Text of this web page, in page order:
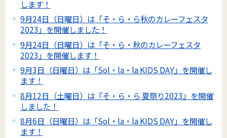
します！
9月24日（日曜日）は「そ・ら・ら秋のカレーフェスタ
2023」を開催しました！
9月24日（日曜日）は「そ・ら・秋のカレーフェスタ
2023」を開催します！
9月3日（日曜日）は「Sol・la・la KIDS DAY」を開催し
ます！
8月12日（土曜日）は『そ・ら・ら 夏祭り2023』を開催
しました！
8月6日（日曜日）は「Sol・la・la KIDS DAY」を開催し
ます！